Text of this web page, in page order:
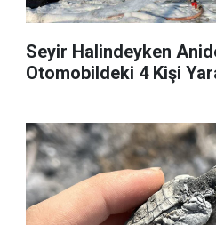
Seyir Halindeyken
Otomobildeki 4 Kişi